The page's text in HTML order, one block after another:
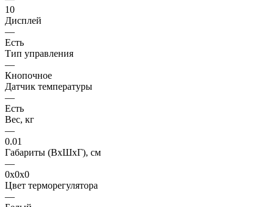
10
Дисплей
—
Есть
Тип управления
—
Кнопочное
Датчик температуры
—
Есть
Вес, кг
—
0.01
Габариты (ВхШхГ), см
—
0x0x0
Цвет терморегулятора
—